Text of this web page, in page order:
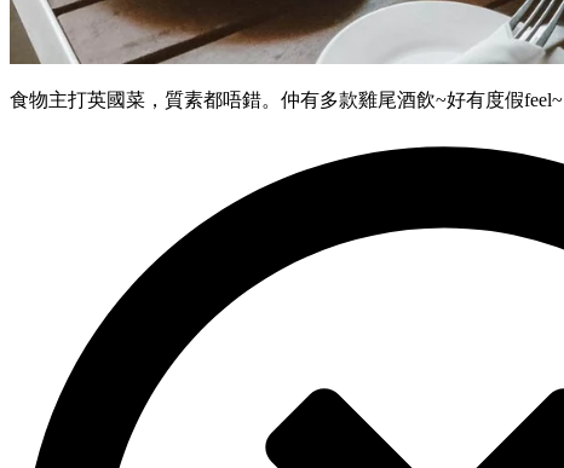
食物主打英國菜，質素都唔錯。仲有多款雞尾酒飲~好有度假feel~